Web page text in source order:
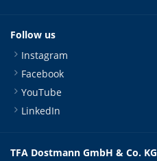
Follow us
Instagram
Facebook
YouTube
LinkedIn
TFA Dostmann GmbH & Co. KG